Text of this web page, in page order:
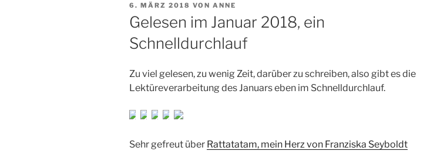
VERÖFFENTLICHT
AM
6. MÄRZ 2018 VON ANNE
Gelesen im Januar 2018, ein
Schnelldurchlauf
Zu viel gelesen, zu wenig Zeit, darüber zu schreiben, also gibt es die
Lektüreverarbeitung des Januars eben im Schnelldurchlauf.
Sehr gefreut über Rattatatam, mein Herz von Franziska Seyboldt